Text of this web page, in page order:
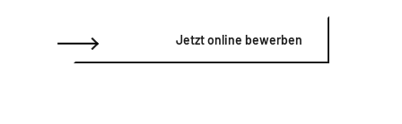
Jetzt online bewerben